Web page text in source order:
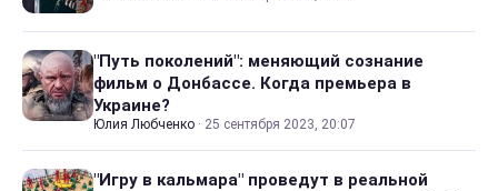
"Путь поколений": меняющий сознание
фильм о Донбассе. Когда премьера в
Украине?
Юлия Любченко · 25 сентября 2023, 20:07
"Игру в кальмара" проведут в реальной